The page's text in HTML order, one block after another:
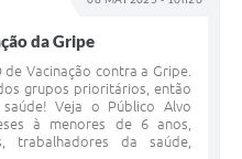
da Gripe
Vacinação contra a Gripe.
grupos prioritários, então
Veja o Público Alvo
à menores de 6 anos,
trabalhadores da saúde,